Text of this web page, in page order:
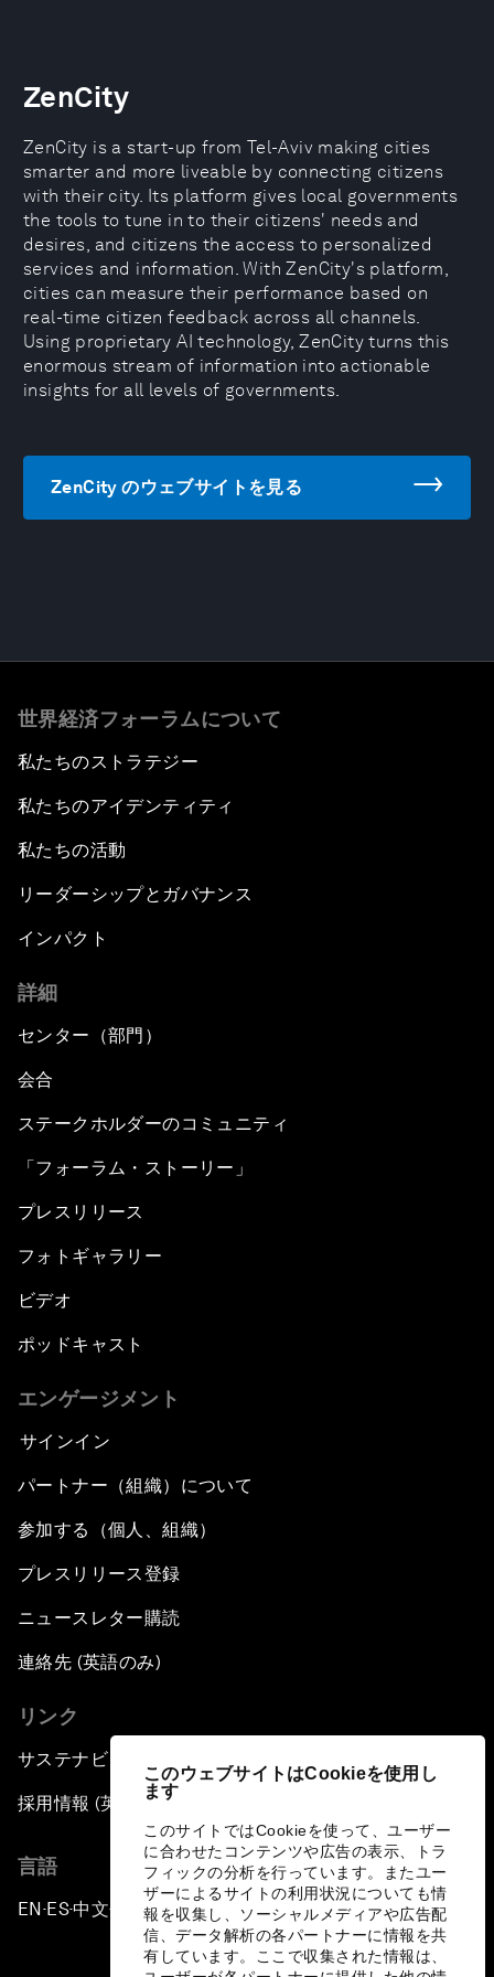
このウェブサイトはCookieを使用し
ます
このサイトではCookieを使って、ユーザー
に合わせたコンテンツや広告の表示、トラ
フィックの分析を行っています。またユー
ザーによるサイトの利用状況についても情
報を収集し、ソーシャルメディアや広告配
信、データ解析の各パートナーに情報を共
有しています。ここで収集された情報は、
ZenCity
ZenCity is a start-up from Tel-Aviv making cities
smarter and more liveable by connecting citizens
with their city. Its platform gives local governments
the tools to tune in to their citizens' needs and
desires, and citizens the access to personalized
services and information. With ZenCity's platform,
cities can measure their performance based on
real-time citizen feedback across all channels.
Using proprietary AI technology, ZenCity turns this
enormous stream of information into actionable
insights for all levels of governments.
ZenCity のウェブサイトを見る
世界経済フォーラムについて
私たちのストラテジー
私たちのアイデンティティ
私たちの活動
リーダーシップとガバナンス
インパクト
詳細
センター（部門）
会合
ステークホルダーのコミュニティ
「フォーラム・ストーリー」
プレスリリース
フォトギャラリー
ビデオ
ポッドキャスト
エンゲージメント
サインイン
パートナー（組織）について
参加する（個人、組織）
プレスリリース登録
ニュースレター購読
連絡先 (英語のみ)
リンク
サステナビリティへの取り組み
採用情報 (英語のみ)
言語
EN ▪ES▪中文▪ 日本語